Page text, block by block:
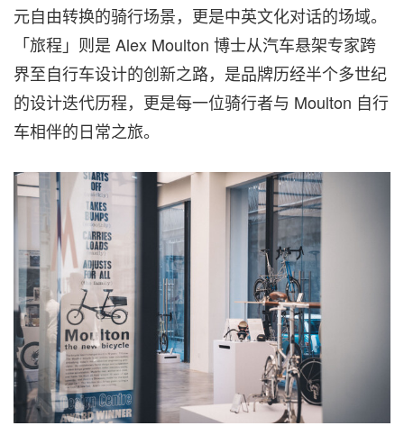
元自由转换的骑行场景，更是中英文化对话的场域。
「旅程」则是 Alex Moulton 博士从汽车悬架专家跨
界至自行车设计的创新之路，是品牌历经半个多世纪
的设计迭代历程，更是每一位骑行者与 Moulton 自行
车相伴的日常之旅。